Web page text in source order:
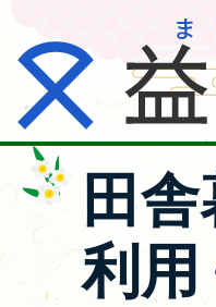
田
利